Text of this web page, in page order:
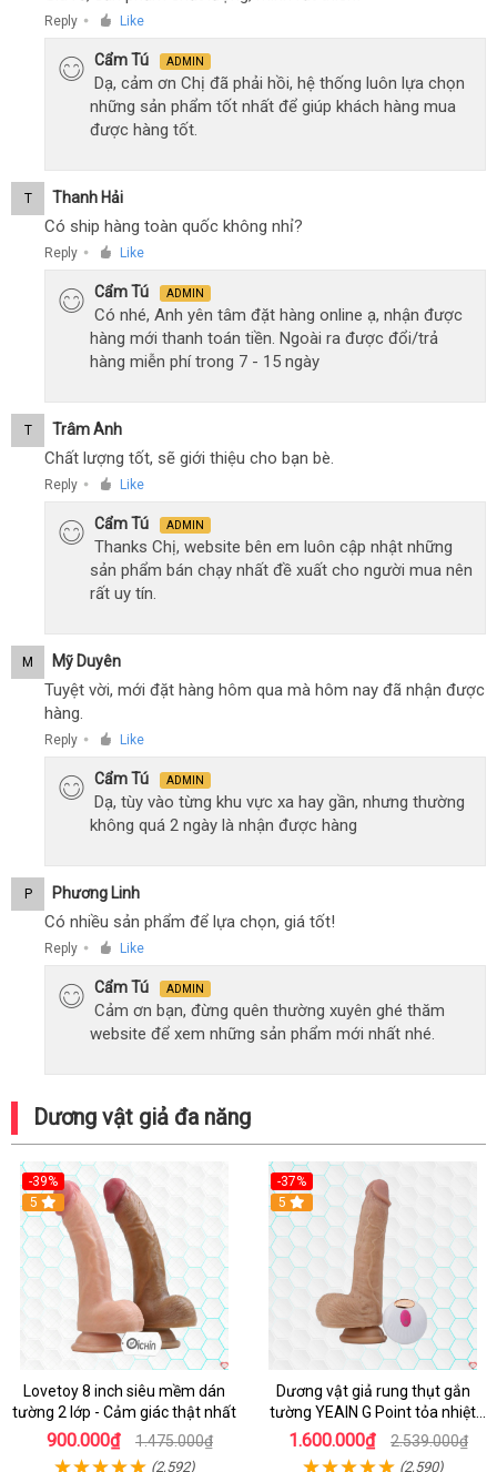
Reply ● Like
Cẩm Tú ADMIN
Dạ, cảm ơn Chị đã phải hồi, hệ thống luôn lựa chọn
những sản phẩm tốt nhất để giúp khách hàng mua
được hàng tốt.
T Thanh Hải
Có ship hàng toàn quốc không nhỉ?
Reply ● Like
Cẩm Tú ADMIN
Có nhé, Anh yên tâm đặt hàng online ạ, nhận được
hàng mới thanh toán tiền. Ngoài ra được đổi/trả
hàng miễn phí trong 7 - 15 ngày
T Trâm Anh
Chất lượng tốt, sẽ giới thiệu cho bạn bè.
Reply ● Like
Cẩm Tú ADMIN
Thanks Chị, website bên em luôn cập nhật những
sản phẩm bán chạy nhất đề xuất cho người mua nên
rất uy tín.
M Mỹ Duyên
Tuyệt vời, mới đặt hàng hôm qua mà hôm nay đã nhận được
hàng.
Reply ● Like
Cẩm Tú ADMIN
Dạ, tùy vào từng khu vực xa hay gần, nhưng thường
không quá 2 ngày là nhận được hàng
P Phương Linh
Có nhiều sản phẩm để lựa chọn, giá tốt!
Reply ● Like
Cẩm Tú ADMIN
Cảm ơn bạn, đừng quên thường xuyên ghé thăm
website để xem những sản phẩm mới nhất nhé.
Dương vật giả đa năng
-39%
Hot
5
Lovetoy 8 inch siêu mềm dán
tường 2 lớp - Cảm giác thật nhất
900.000₫ 1.475.000₫
(2,592)
-37%
5
Dương vật giả rung thụt gắn
tường YEAIN G Point tỏa nhiệt
điều khiển từ xa
1.600.000₫ 2.539.000₫
(2,590)